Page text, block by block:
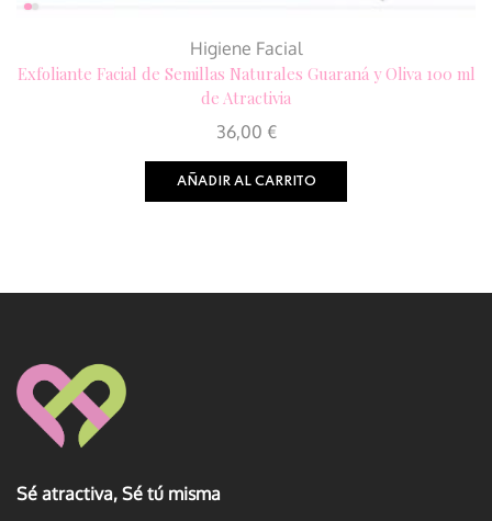
Higiene Facial
Exfoliante Facial de Semillas Naturales Guaraná y Oliva 100 ml
de Atractivia
36,00 €
AÑADIR AL CARRITO
Sé atractiva, Sé tú misma